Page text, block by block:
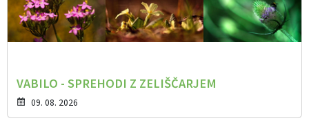
VABILO - SPREHODI Z ZELIŠČARJEM
09. 08. 2026